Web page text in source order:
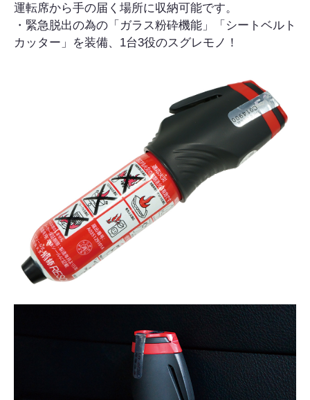
運転席から手の届く場所に収納可能です。
・緊急脱出の為の「ガラス粉砕機能」「シートベルト
カッター」を装備、1台3役のスグレモノ！